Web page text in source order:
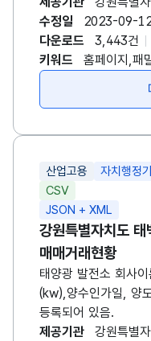
수정일
2023-09-
다운로드
3,443건
키워드
홈페이지,패
산업고용
자치행정
CSV
JSON + XML
강원특별자치도 태
매매거래현황
태양광 발전소 회사
(kw),양수인가일, 양
등록되어 있음.
제공기관
강원특별